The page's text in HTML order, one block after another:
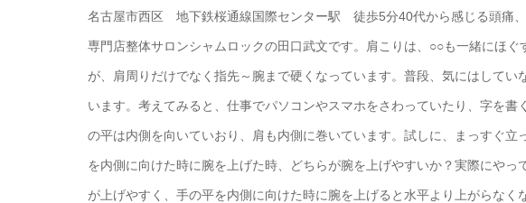
名古屋市西区 地下鉄桜通線国際センター駅 徒歩5分 40代から感じる頭痛
専門店 整体サロンシャムロックの田口武文です。 肩こりは、○○も一緒にほ
が、肩周りだけでなく指先～腕まで硬くなっています。普段、気にはして
います。 考えてみると、仕事でパソコンやスマホをさわっていたり、字を
の平は内側を向いていおり、肩も内側に巻いています。 試しに、まっすぐ
を内側に向けた時に腕を上げた時、どちらが腕を上げやすいか？ 実際にや
が上げやすく、手の平を内側に向けた時に腕を上げると水平より上がらなく